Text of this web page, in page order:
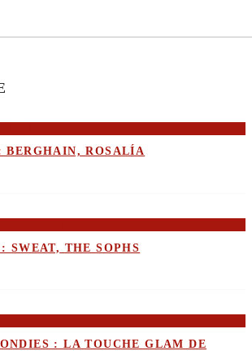
BERGHAIN, ROSALÍA
SWEAT, THE SOPHS
: LA TOUCHE GLAM DE